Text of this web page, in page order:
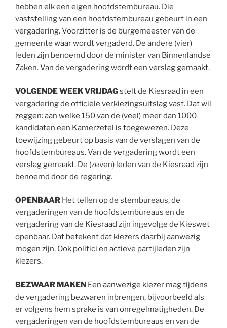
hebben elk een eigen hoofdstembureau. Die
vaststelling van een hoofdstembureau gebeurt in een
vergadering. Voorzitter is de burgemeester van de
gemeente waar wordt vergaderd. De andere (vier)
leden zijn benoemd door de minister van Binnenlandse
Zaken. Van de vergadering wordt een verslag gemaakt.
VOLGENDE WEEK VRIJDAGstelt de Kiesraad in een
vergadering de officiële verkiezingsuitslag vast. Dat wil
zeggen: aan welke 150 van de (veel) meer dan 1000
kandidaten een Kamerzetel is toegewezen. Deze
toewijzing gebeurt op basis van de verslagen van de
hoofdstembureaus. Van de vergadering wordt een
verslag gemaakt. De (zeven) leden van de Kiesraad zijn
benoemd door de regering.
OPENBAAR Het tellen op de stembureaus, de
vergaderingen van de hoofdstembureaus en de
vergadering van de Kiesraad zijn ingevolge de Kieswet
openbaar. Dat betekent dat kiezers daarbij aanwezig
mogen zijn. Ook politici en actieve partijleden zijn
kiezers.
BEZWAAR MAKEN Een aanwezige kiezer mag tijdens
de vergadering bezwaren inbrengen, bijvoorbeeld als
er volgens hem sprake is van onregelmatigheden. De
vergaderingen van de hoofdstembureaus en van de